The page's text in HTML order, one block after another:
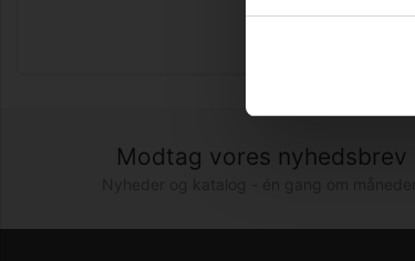
Modtag vores nyhedsbrev